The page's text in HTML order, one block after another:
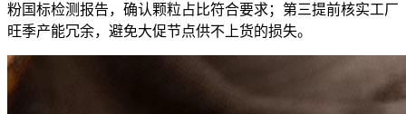
粉国标检测报告，确认颗粒占比符合要求；第三提前核实工厂
旺季产能冗余，避免大促节点供不上货的损失。